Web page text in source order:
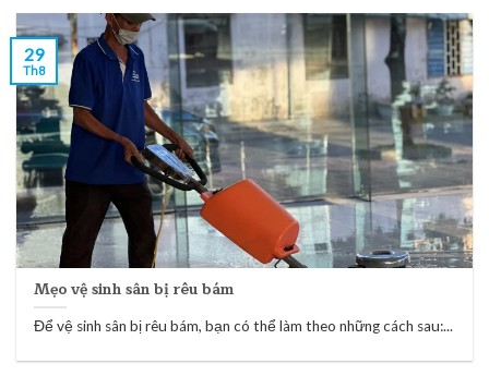
Mẹo vệ sinh sân bị rêu bám
Để vệ sinh sân bị rêu bám, bạn có thể làm theo những cách sau:...
29
Th8